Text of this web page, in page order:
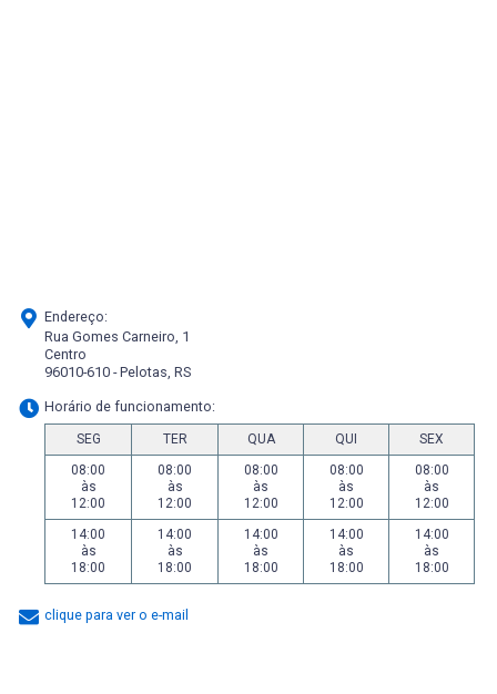
Endereço:
Rua Gomes Carneiro, 1
Centro
96010-610 - Pelotas, RS
Horário de funcionamento:
SEG TER QUA QUI
SEX
08:00
às
12:00
08:00
às
12:00
08:00
às
12:00
08:00
às
12:00
08:00
às
12:00
14:00
às
18:00
14:00
às
18:00
14:00
às
18:00
14:00
às
18:00
14:00
às
18:00
clique para ver o e-mail